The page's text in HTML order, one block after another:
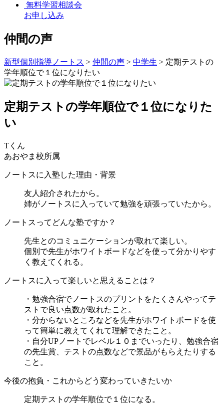
無料学習相談会
お申し込み
仲間の声
新型個別指導ノートス > 仲間の声 > 中学生 > 定期テストの
学年順位で１位になりたい
定期テストの学年順位で１位になりた
い
Tくん
あおやま校所属
ノートスに入塾した理由・背景
友人紹介されたから。
姉がノートスに入っていて勉強を頑張っていたから。
ノートスってどんな塾ですか？
先生とのコミュニケーションが取れて楽しい。
個別で先生がホワイトボードなどを使って分かりやす
く教えてくれる。
ノートスに入って楽しいと思えることは？
・勉強合宿でノートスのプリントをたくさんやってテ
ストで良い点数が取れたこと。
・分からないところなどを先生がホワイトボードを使
って簡単に教えてくれて理解できたこと。
・自分UPノートでレベル１０までいったり、勉強合宿
の先生賞、テストの点数などで景品がもらえたりする
こと。
今後の抱負・これからどう変わっていきたいか
定期テストの学年順位で１位になる。